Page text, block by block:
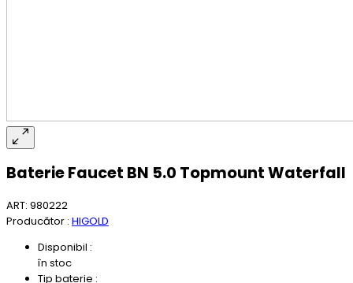
Baterie Faucet BN 5.0 Topmount Waterfall
ART: 980222
Producător : HIGOLD
Disponibil :
în stoc
Tip baterie :